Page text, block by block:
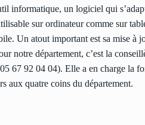
informatique, un logiciel qui
sur ordinateur comme sur
Un atout important est sa mise à
notre département, c’est la
67 92 04 04). Elle a en charge la
aux quatre coins du département.